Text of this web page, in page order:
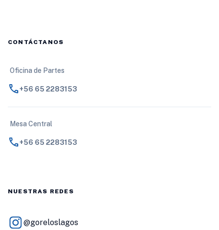
CONTÁCTANOS
Oficina de Partes
call+56 65 2283153
Mesa Central
call+56 65 2283153
NUESTRAS REDES
@goreloslagos